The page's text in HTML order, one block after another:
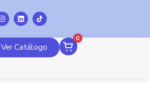
Ver Catálogo
0